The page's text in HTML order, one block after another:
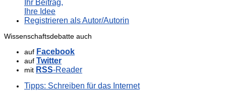
Ihr Beitrag,
Ihre Idee
Registrieren als Autor/Autorin
Wissenschaftsdebatte auch
auf Facebook
auf Twitter
mit RSS-Reader
Tipps: Schreiben für das Internet